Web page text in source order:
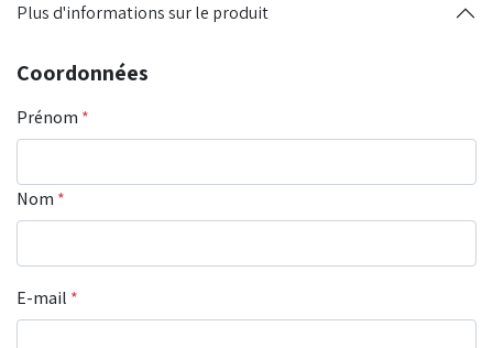
Plus d'informations sur le produit
Coordonnées
Prénom *
Nom *
E-mail *